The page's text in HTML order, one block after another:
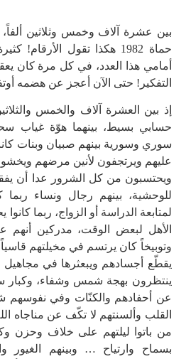
بين عشرة آلاف وخمس وثلاثين
حماة 1982 هكذا تقول
أمامي هذا العدد، في كل مرة كان
التفكير! حتى الآن أعجز عن هضمه
إذ بين العشرة آلاف والخمس
حسابي بسيط، بينهما هوّة غياب
سوري وسورية بينهم صبيان وبنات
عليهم ويرتجفون لأنين مرضهم
ويحتسبون من كل الشرور عدا أن
للوحشية، بينهم رجال ونساء
لمتابعة الدراسة أو الزواج، ربما
الأهل لبعض الوقت، مدركين أنهم
وتوبيخاً كان يرتسم في مخيلتهم قاسياً
يقطّع أجسادهم ويبعثرها في مجاهيل
ينتظرون بهجة شمس وشفاء، وكبار
عن أحفادهم والكنّات وفي نفوسهم
القلب وألسنتهم لا تكّف عن مناجاه
من باتوا ليلتهم على خلاف وحزن
بسماح وارتياح … وبينهم الغيور